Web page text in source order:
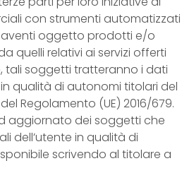
con strumenti automatizzati
oggetto prodotti e/o
quelli relativi ai servizi offerti
tali soggetti tratteranno i dati
qualità di autonomi titolari del
Regolamento (UE) 2016/679.
aggiornato dei soggetti che
dell’utente in qualità di
scrivendo al titolare a